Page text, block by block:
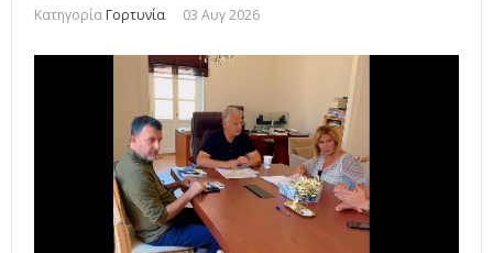
Κατηγορία Γορτυνία 03 Αυγ 2026